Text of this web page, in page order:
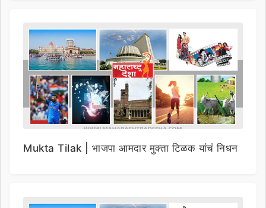
Mukta Tilak | भाजपा आमदार मुक्ता टिळक यांचं निधन